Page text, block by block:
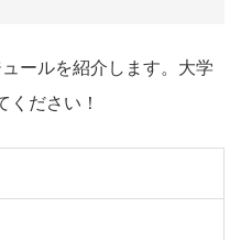
ールを紹介します。大学
ください！